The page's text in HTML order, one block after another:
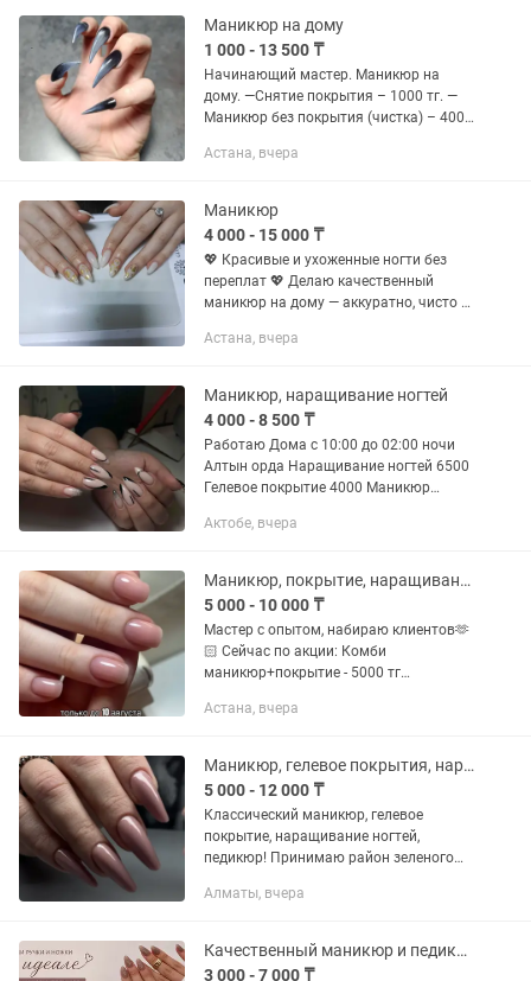
Маникюр на дому
1 000 - 13 500 ₸
Начинающий мастер. Маникюр на
дому. —Снятие покрытия – 1000 тг. —
Маникюр без покрытия (чистка) – 4000
— Наращивание на типсах – 8000 тг. —
Астана, вчера
Маникюр
4 000 - 15 000 ₸
💖 Красивые и ухоженные ногти без
переплат 💖 Делаю качественный
маникюр на дому — аккуратно, чисто и
Маникюр с гель-покрытием — от 7000тг
Астана, вчера
Маникюр, наращивание ногтей
4 000 - 8 500 ₸
Работаю Дома с 10:00 до 02:00 ночи
Алтын орда Наращивание ногтей 6500
Гелевое покрытие 4000 Маникюр
наращивание 1500 Френч +1000
Актобе, вчера
Маникюр, покрытие, наращивание ногтей
5 000 - 10 000 ₸
Мастер с опытом, набираю клиентов🫶
🏻 Сейчас по акции: Комби
маникюр+покрытие - 5000 тг
БЦ Kel inn Шакарим Кудайбердиулы 26
Астана, вчера
Маникюр, гелевое покрытия, наращивание ногтей
5 000 - 12 000 ₸
Классический маникюр, гелевое
покрытие, наращивание ногтей,
педикюр! Принимаю район зеленого
Алматы, вчера
Качественный маникюр и педикюр г.Караганда
3 000 - 7 000 ₸